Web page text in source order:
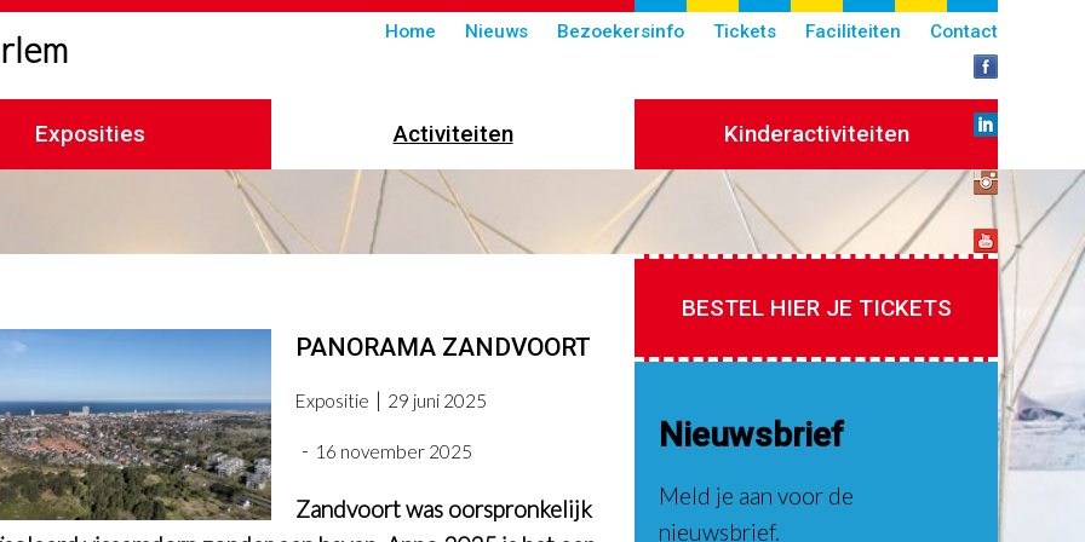
Submenu
header
Home Nieuws Bezoekersinfo Tickets Faciliteiten Contact
Exposities Activiteiten Kinderactiviteiten
PANORAMA ZANDVOORT
Expositie 29 juni 2025
16 november 2025
Zandvoort was oorspronkelijk
BESTEL HIER JE TICKETS
Nieuwsbrief
Meld je aan voor de
nieuwsbrief.